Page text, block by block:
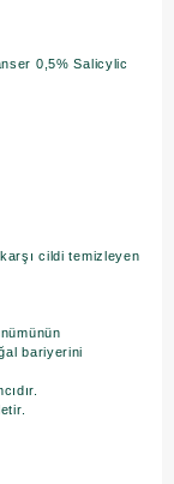
0,5% Salicylic
cildi temizleyen
bariyerini